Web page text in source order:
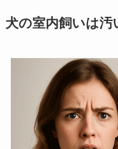
犬の室内飼いは汚